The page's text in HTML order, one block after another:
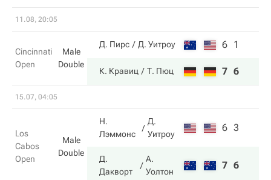
11.08, 20:05
Cincinnati
Open
Male
Double
Д. Пирс Д. Уитроу 6 1
К. Кравиц Т. Пюц 7 6
15.07, 04:05
Los
Cabos
Open
Male
Double
Н.
Лэммонс
Д.
Уитроу
6 3
Д.
Дакворт
А.
Уолтон
7 6